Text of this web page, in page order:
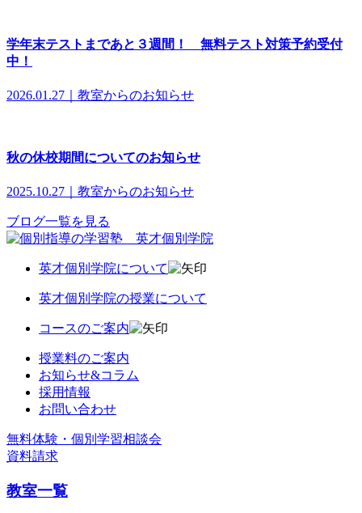
学年末テストまであと３週間！ 無料テスト対策予約受付
中！
2026.01.27｜教室からのお知らせ
秋の休校期間についてのお知らせ
2025.10.27｜教室からのお知らせ
ブログ一覧を見る
英才個別学院について
英才個別学院の授業について
コースのご案内
授業料のご案内
お知らせ&コラム
採用情報
お問い合わせ
無料体験・個別学習相談会
資料請求
教室一覧